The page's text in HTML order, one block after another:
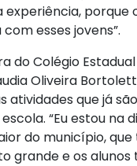
experiência, porque
esses jovens”.
do Colégio
Oliveira
atividades que já são
“Eu estou na
do município,
grande e os alunos